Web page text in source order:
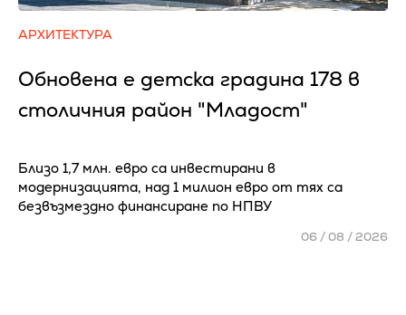
АРХИТЕКТУРА
Обновена е детска градина 178 в
столичния район "Младост"
Близо 1,7 млн. евро са инвестирани в
модернизацията, над 1 милион евро от тях са
безвъзмездно финансиране по НПВУ
06 / 08 / 2026